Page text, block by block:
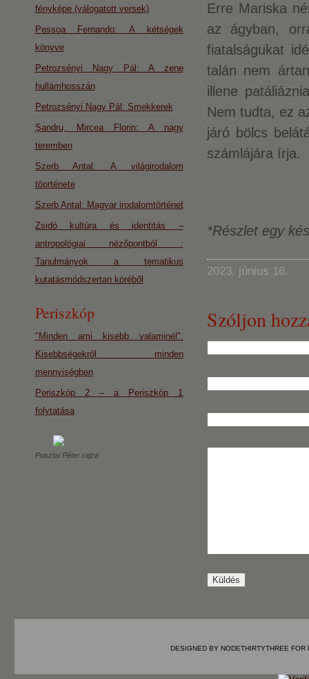
Erre Mariska
az ágyban,
fiatalságukat
talán nem
illene
Nem tudta, ez
járó bölcs
számlájára írja.
*Részlet egy
2023. június 16.
Szóljon
fényképe (válogatott versek)
Pessoa Fernando: A kétségek
könyve
Petrozsényi Nagy Pál: A zene
hullámhosszán
Petrozsényi Nagy Pál: Smekkerek
Şandru, Mircea Florin: A nagy
teremben
Szerb Antal: A világirodalom
töorténete
Szerb Antal: Magyar irodalomtörténet
Zsidó kultúra és identitás –
antropológiai nézőpontból :
Tanulmányok a tematikus
kutatásmódszertan köréből
Periszkóp
"Minden ami kisebb valaminél".
Kisebbségekről minden
mennyiségben
Periszkóp 2 – a Periszkóp 1
folytatása
Pusztai Péter rajza
DESIGNED BY NODETHIRTYTHREE FOR